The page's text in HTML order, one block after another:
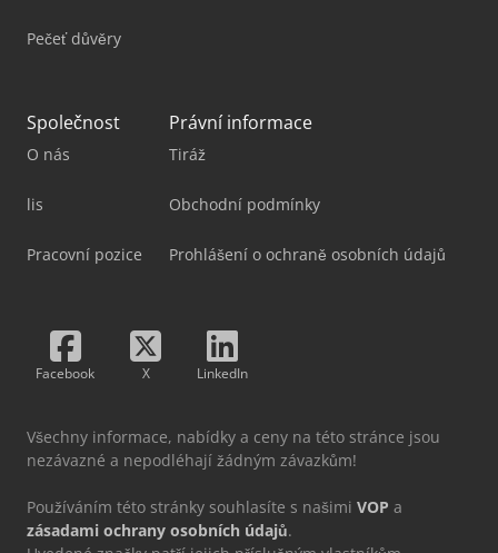
Pečeť důvěry
Společnost
O nás
lis
Pracovní pozice
Právní informace
Tiráž
Obchodní podmínky
Prohlášení o ochraně osobních údajů
Facebook X LinkedIn
Všechny informace, nabídky a ceny na této stránce jsou
nezávazné a nepodléhají žádným závazkům!
Používáním této stránky souhlasíte s našimi VOP a
zásadami ochrany osobních údajů.